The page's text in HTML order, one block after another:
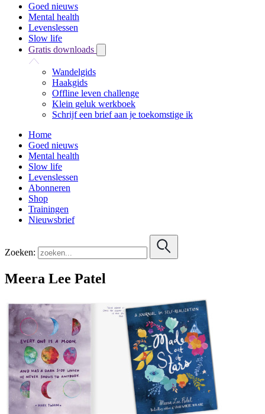
Goed nieuws
Mental health
Levenslessen
Slow life
Gratis downloads
Wandelgids
Haakgids
Offline leven challenge
Klein geluk werkboek
Schrijf een brief aan je toekomstige ik
Home
Goed nieuws
Mental health
Slow life
Levenslessen
Abonneren
Shop
Trainingen
Nieuwsbrief
Zoeken:
Meera Lee Patel